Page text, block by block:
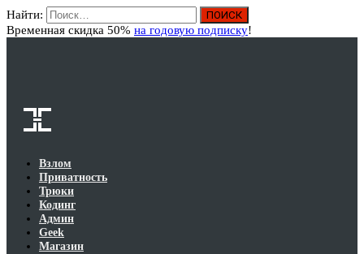
Найти:
Временная скидка 50% на годовую подписку!
Взлом
Приватность
Трюки
Кодинг
Админ
Geek
Магазин